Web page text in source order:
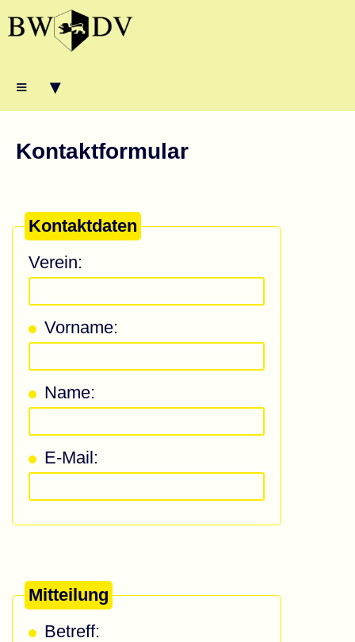
≡ ▾
Kontaktformular
Kontaktdaten
Verein:
Vorname:
Name:
E-Mail:
Mitteilung
Betreff: